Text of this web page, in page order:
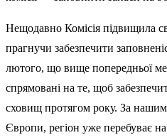
Нещодавно Комісія підвищила
прагнучи забезпечити
лютого, що вище попередньої
спрямовані на те, щоб
сховищ протягом року. За
Європи, регіон уже перебуває